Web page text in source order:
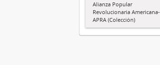
Alianza Popular
Revolucionaria Americana-
APRA (Colección)